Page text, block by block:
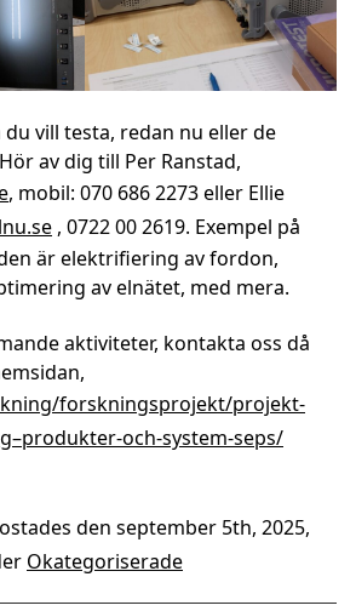
vill testa, redan nu eller de
av dig till Per Ranstad,
, mobil: 070 686 2273 eller Ellie
, 0722 00 2619. Exempel på
är elektrifiering av fordon,
av elnätet, med mera.
aktiviteter, kontakta oss då
forskningsprojekt/projekt-
och-system-seps/
den september 5th, 2025,
Okategoriserade